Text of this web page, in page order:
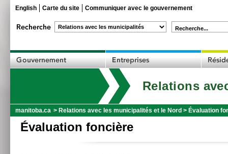
English Carte du site Communiquer avec le gouvernement
Recherche...
Relations
manitoba.ca > Relations avec les municipalités et le Nord > Évaluation
Évaluation foncière